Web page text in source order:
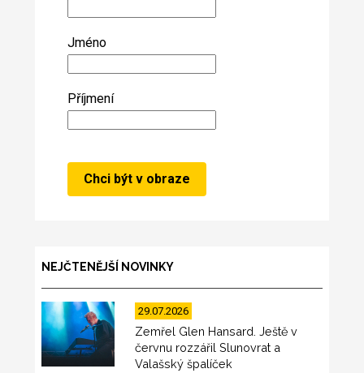
Jméno
Příjmení
NEJČTENĚJŠÍ NOVINKY
29.07.2026
Zemřel Glen Hansard. Ještě v
červnu rozzářil Slunovrat a
Valašský špalíček